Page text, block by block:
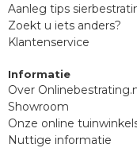
Aanleg tips
Zoekt u iets anders?
Klantenservice
Informatie
Over
Showroom
Onze online
Nuttige informatie